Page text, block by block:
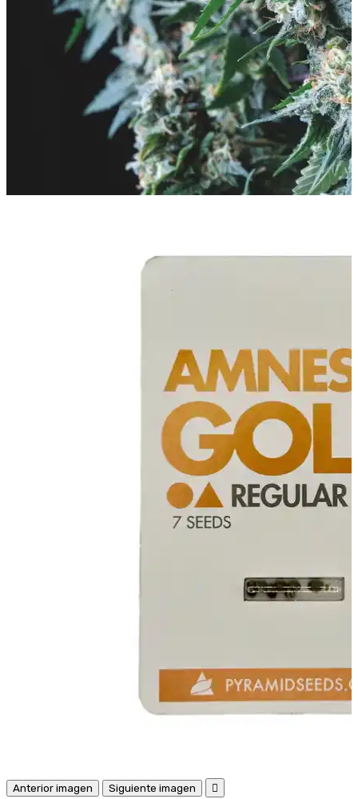
Anterior imagen Siguiente imagen 